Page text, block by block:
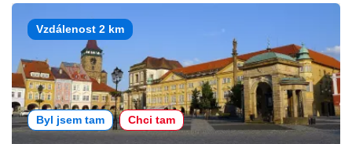
Vzdálenost 2 km
Byl jsem tam Chci tam